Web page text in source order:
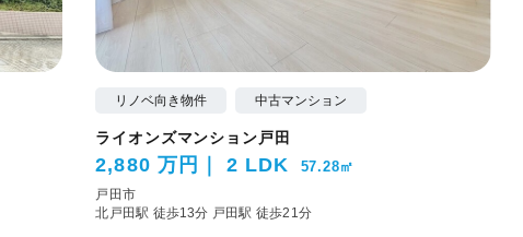
リノベ向き物件 中古マンション
ライオンズマンション戸田
2,880 万円 2 LDK 57.28㎡
戸田市
北戸田駅 徒歩13分 戸田駅 徒歩21分